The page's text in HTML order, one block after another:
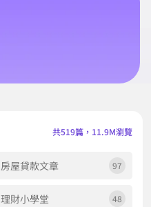
共519篇，11.9M瀏覽
房屋貸款文章 97
理財小學堂 48